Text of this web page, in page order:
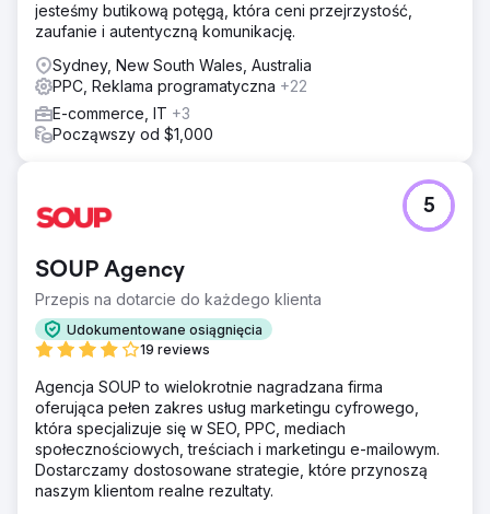
jesteśmy butikową potęgą, która ceni przejrzystość,
zaufanie i autentyczną komunikację.
Sydney, New South Wales, Australia
PPC, Reklama programatyczna +22
E-commerce, IT +3
Począwszy od $1,000
SOUP Agency
Przepis na dotarcie do każdego klienta
Udokumentowane osiągnięcia
19 reviews
5
Agencja SOUP to wielokrotnie nagradzana firma
oferująca pełen zakres usług marketingu cyfrowego,
która specjalizuje się w SEO, PPC, mediach
społecznościowych, treściach i marketingu e-mailowym.
Dostarczamy dostosowane strategie, które przynoszą
naszym klientom realne rezultaty.